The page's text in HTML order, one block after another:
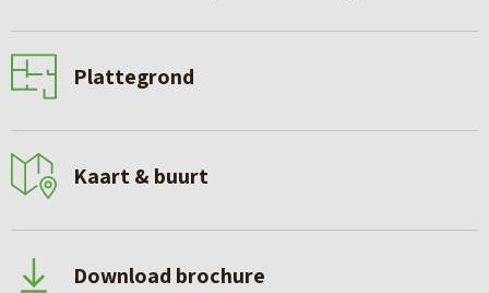
Plattegrond
Kaart & buurt
Download brochure